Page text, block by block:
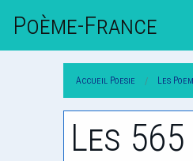
Poème-FrAnce
Accueil Poesie Les
Les